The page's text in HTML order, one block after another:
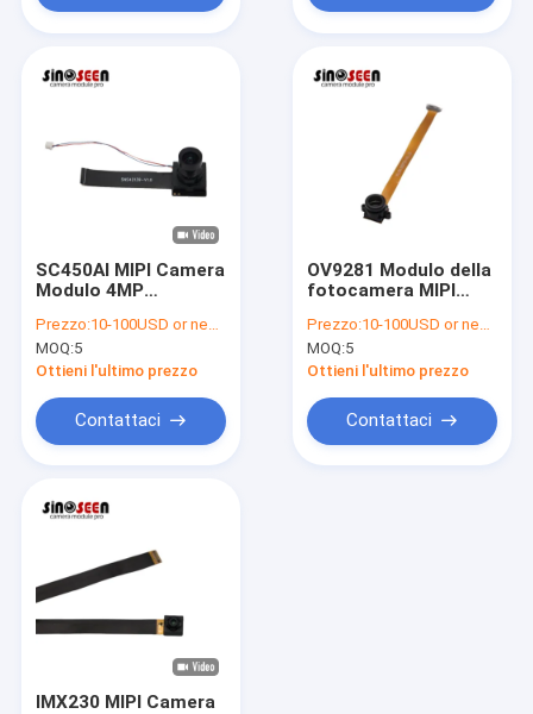
Video
Controllo di qualità
Contattaci
Tutti i casi
Richiedere un preventivo
Moduli della macchina fotografica dell'OEM
SC450AI MIPI Camera
Modulo 4MP
migliorato
Prezzo:10-100USD or negotiable
MOQ:5
Ottieni l'ultimo prezzo
Contattaci
OV9281 Modulo della
fotocamera MIPI
globale per visione
artificiale
Prezzo:10-100USD or negotiable
MOQ:5
Ottieni l'ultimo prezzo
Contattaci
IMX230 MIPI Camera